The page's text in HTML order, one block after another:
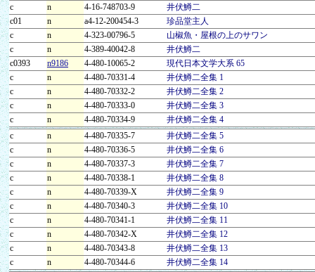
c
n 4-16-748703-9
井伏鱒二
c01
n a4-12-200454-3
珍品堂主人
c
n 4-323-00796-5
山椒魚・屋根の上のサワン
c
n 4-389-40042-8
井伏鱒二
c0393
n9186 4-480-10065-2
現代日本文学大系 65
c
n 4-480-70331-4
井伏鱒二全集 1
c
n 4-480-70332-2
井伏鱒二全集 2
c
n 4-480-70333-0
井伏鱒二全集 3
c
n 4-480-70334-9
井伏鱒二全集 4
c
n 4-480-70335-7
井伏鱒二全集 5
c
n 4-480-70336-5
井伏鱒二全集 6
c
n 4-480-70337-3
井伏鱒二全集 7
c
n 4-480-70338-1
井伏鱒二全集 8
c
n 4-480-70339-X
井伏鱒二全集 9
c
n 4-480-70340-3
井伏鱒二全集 10
c
n 4-480-70341-1
井伏鱒二全集 11
c
n 4-480-70342-X
井伏鱒二全集 12
c
n 4-480-70343-8
井伏鱒二全集 13
c
n 4-480-70344-6
井伏鱒二全集 14